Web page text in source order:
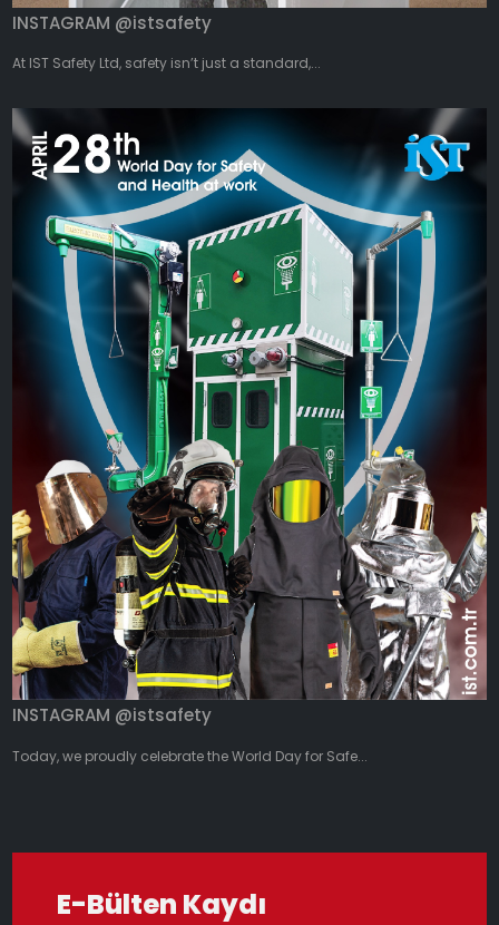
INSTAGRAM @istsafety
At IST Safety Ltd, safety isn’t just a standard,...
INSTAGRAM @istsafety
Today, we proudly celebrate the World Day for Safe...
E-Bülten Kaydı